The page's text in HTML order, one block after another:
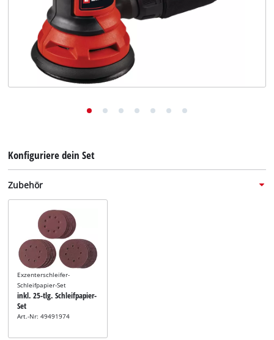
English
Konfiguriere dein Set
Zubehör
Exzenterschleifer-
Schleifpapier-Set
inkl. 25-tlg. Schleifpapier-
Set
Art.-Nr: 49491974